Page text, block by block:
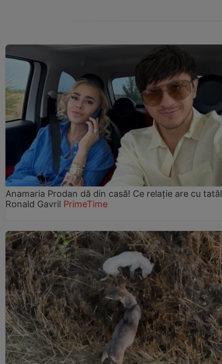
Anamaria Prodan dă din casă! Ce relație are cu
Ronald Gavril PrimeTime